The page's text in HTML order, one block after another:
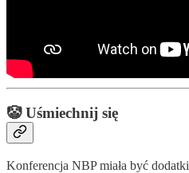
🤡 Uśmiechnij się
Konferencja NBP miała być